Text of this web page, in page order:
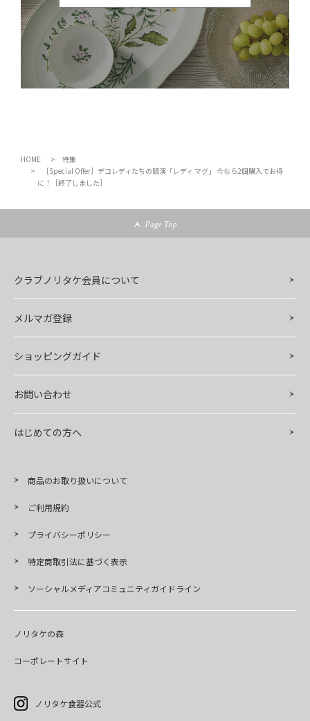
HOME
特集
［Special Offer］デコレディたちの競演「レディ マグ」 今なら2個購入でお得
に！［終了しました］
Page Top
クラブノリタケ会員について
メルマガ登録
ショッピングガイド
お問い合わせ
はじめての方へ
商品のお取り扱いについて
ご利用規約
プライバシーポリシー
特定商取引法に基づく表示
ソーシャルメディアコミュニティガイドライン
ノリタケの森
コーポレートサイト
ノリタケ食器公式